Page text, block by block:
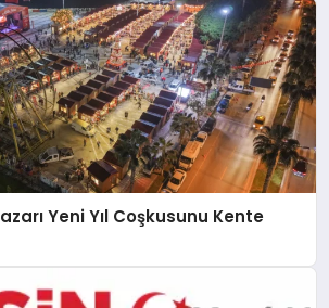
Yeni Yıl Coşkusunu Kente